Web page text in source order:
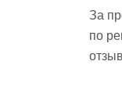
За
по